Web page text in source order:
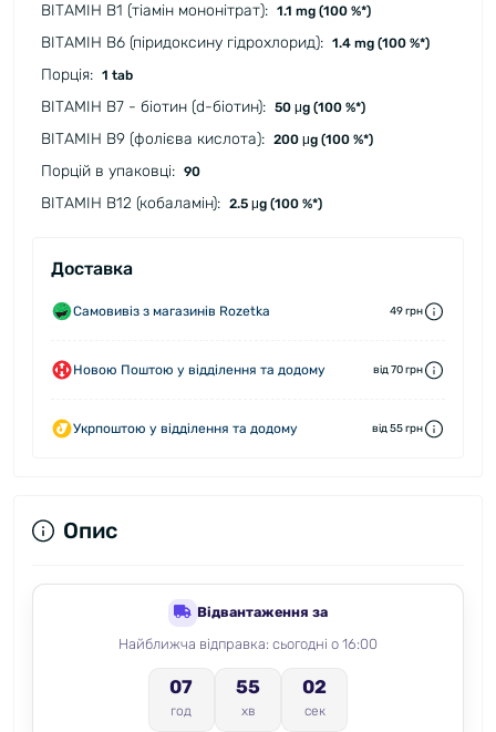
ВІТАМІН В1 (тіамін мононітрат): 1.1 mg (100 %*)
ВІТАМІН В6 (піридоксину гідрохлорид): 1.4 mg (100 %*)
Порція: 1 tab
ВІТАМІН B7 - біотин (d-біотин): 50 μg (100 %*)
ВІТАМІН В9 (фолієва кислота): 200 μg (100 %*)
Порцій в упаковці: 90
ВІТАМІН В12 (кобаламін): 2.5 μg (100 %*)
Доставка
Самовивіз з магазинів Rozetka 49 грн
Новою Поштою у відділення та додому від 70 грн
Укрпоштою у відділення та додому від 55 грн
Опис
Відвантаження за
Найближча відправка: сьогодні о 16:00
07
год
55
хв
01
сек